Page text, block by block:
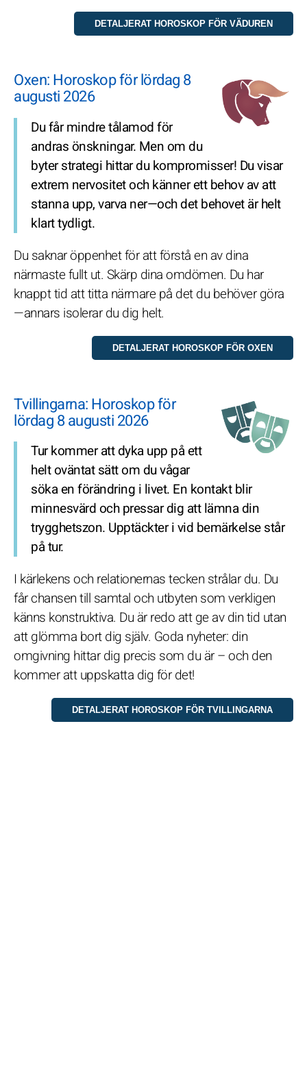
Oxen: Horoskop för lördag 8
augusti 2026
Du får mindre tålamod för
andras önskningar. Men om du
byter strategi hittar du kompromisser! Du visar
extrem nervositet och känner ett behov av att
stanna upp, varva ner—och det behovet är helt
klart tydligt.
Du saknar öppenhet för att förstå en av dina
närmaste fullt ut. Skärp dina omdömen. Du har
knappt tid att titta närmare på det du behöver göra
—annars isolerar du dig helt.
Tvillingarna: Horoskop för
lördag 8 augusti 2026
Tur kommer att dyka upp på ett
helt oväntat sätt om du vågar
söka en förändring i livet. En kontakt blir
minnesvärd och pressar dig att lämna din
trygghetszon. Upptäckter i vid bemärkelse står
på tur.
I kärlekens och relationernas tecken strålar du. Du
får chansen till samtal och utbyten som verkligen
känns konstruktiva. Du är redo att ge av din tid utan
att glömma bort dig själv. Goda nyheter: din
omgivning hittar dig precis som du är – och den
kommer att uppskatta dig för det!